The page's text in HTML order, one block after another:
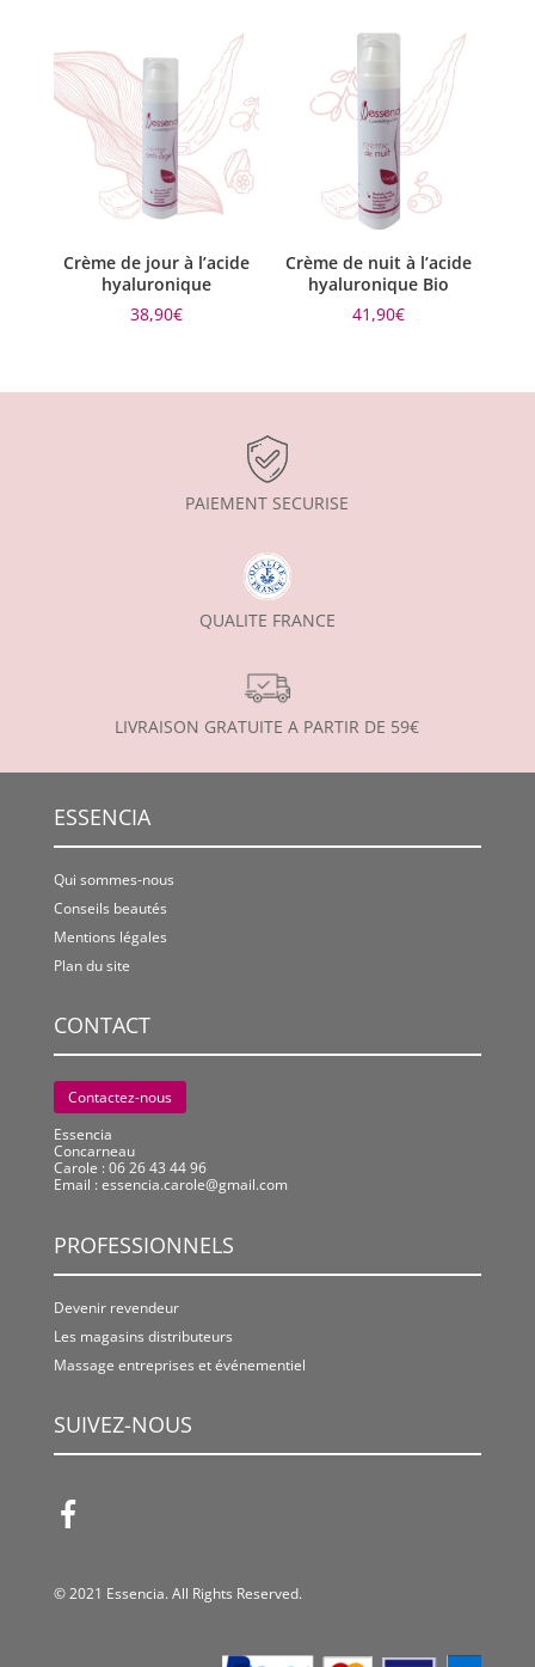
150,00€
Crème de jour à l’acide
hyaluronique
38,90€
Crème de nuit à l’acide
hyaluronique Bio
41,90€
PAIEMENT SECURISE
QUALITE FRANCE
LIVRAISON GRATUITE A PARTIR DE 59€
ESSENCIA
Qui sommes-nous
Conseils beautés
Mentions légales
Plan du site
CONTACT
Contactez-nous
Essencia
Concarneau
Carole : 06 26 43 44 96
Email : essencia.carole@gmail.com
PROFESSIONNELS
Devenir revendeur
Les magasins distributeurs
Massage entreprises et événementiel
SUIVEZ-NOUS
© 2021 Essencia. All Rights Reserved.